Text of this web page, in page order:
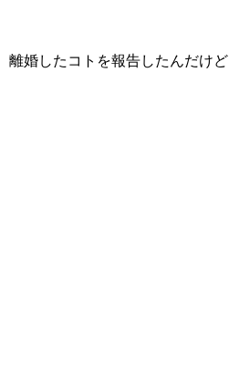
離婚したコトを報告したんだけど